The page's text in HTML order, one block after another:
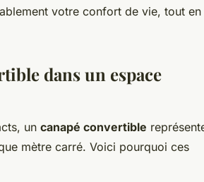
votre confort de vie, tout en
dans un espace
un canapé convertible
mètre carré. Voici pourquoi ces